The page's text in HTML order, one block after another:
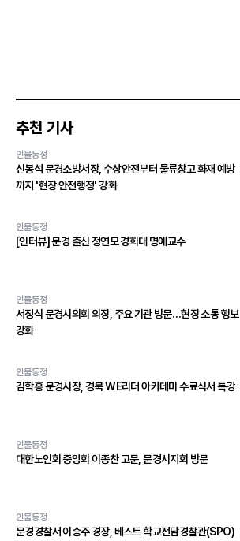
추천 기사
인물동정
신봉석 문경소방서장, 수상안전부터 물류창고 화재 예방
까지 '현장 안전행정' 강화
인물동정
[인터뷰] 문경 출신 정연모 경희대 명예교수
인물동정
서정식 문경시의회 의장, 주요 기관 방문…현장 소통 행보
강화
인물동정
김학홍 문경시장, 경북 WE리더 아카데미 수료식서 특강
인물동정
대한노인회 중앙회 이종찬 고문, 문경시지회 방문
인물동정
문경경찰서 이승주 경장, 베스트 학교전담경찰관(SPO)